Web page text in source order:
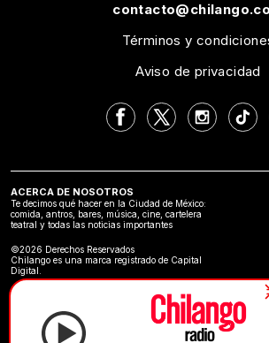
Términos y
Aviso de privacidad
ACERCA DE NOSOTROS
Te decimos qué hacer en la Ciudad de México:
comida, antros, bares, música, cine, cartelera
teatral y todas las noticias importantes
©2026 Derechos Reservados
Chilango es una marca registrado de Capital
Digital.